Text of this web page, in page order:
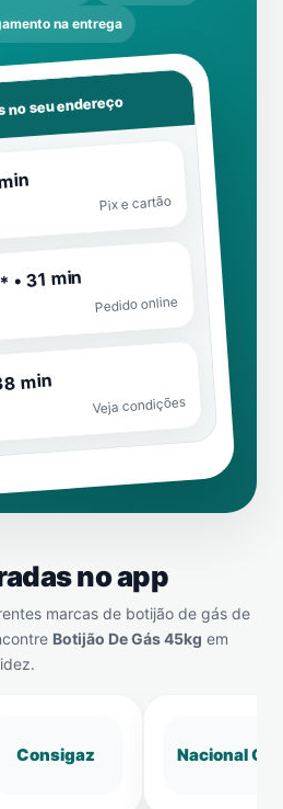
na entrega
seu endereço
Pix e cartão
• 31 min
Pedido online
min
Veja condições
no app
marcas de botijão de gás de
Botijão De Gás 45kg em
Consigaz Nacional Gás